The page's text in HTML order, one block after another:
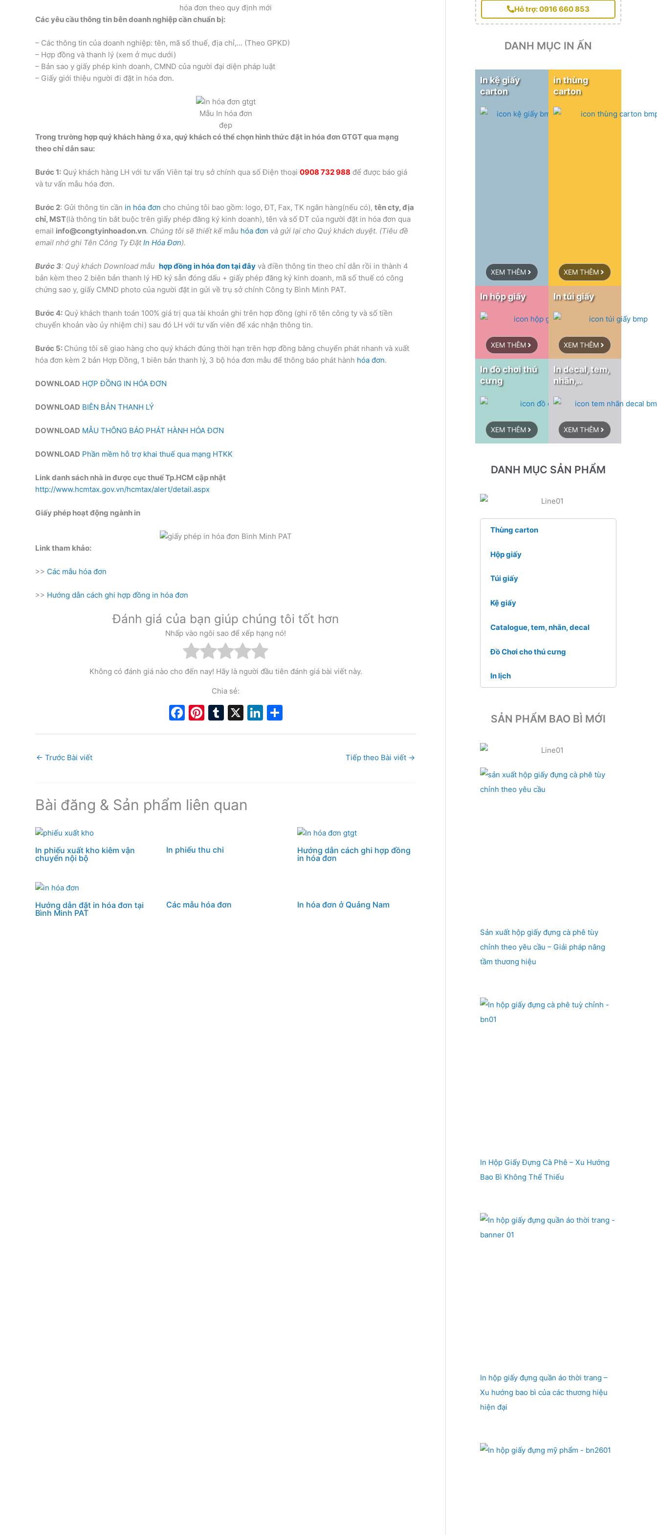
hóa đơn theo quy định mới
Các yêu cầu thông tin bên doanh nghiệp cần chuẩn bị:
– Các thông tin của doanh nghiệp: tên, mã số thuế, địa chỉ,… (Theo GPKD)
– Hợp đồng và thanh lý (xem ở mục dưới)
– Bản sao y giấy phép kinh doanh, CMND của người đại diện pháp luật
– Giấy giới thiệu người đi đặt in hóa đơn.
Mẫu In hóa đơn
đẹp
Trong trường hợp quý khách hàng ở xa, quý khách có thể chọn hình thức đặt in hóa đơn GTGT qua mạng
theo chỉ dẫn sau:
Bước 1: Quý khách hàng LH với tư vấn Viên tại trụ sở chính qua số Điện thoại 0908 732 988 để được báo giá
và tư vấn mẫu hóa đơn.
Bước 2: Gửi thông tin cần in hóa đơn cho chúng tôi bao gồm: logo, ĐT, Fax, TK ngân hàng(nếu có), tên cty, địa
chỉ, MST(là thông tin bắt buộc trên giấy phép đăng ký kinh doanh), tên và số ĐT của người đặt in hóa đơn qua
email info@congtyinhoadon.vn. Chúng tôi sẽ thiết kế mẫu hóa đơn và gửi lại cho Quý khách duyệt. (Tiêu đề
email nhớ ghi Tên Công Ty ĐặtIn Hóa Đơn).
Bước 3: Quý khách Download mẫu hợp đồng in hóa đơn tại đây và điền thông tin theo chỉ dẫn rồi in thành 4
bản kèm theo 2 biên bản thanh lý HĐ ký sẵn đóng dấu + giấy phép đăng ký kinh doanh, mã số thuế có công
chứng sao y, giấy CMND photo của người đặt in gửi về trụ sở chính Công ty Bình Minh PAT.
Bước 4: Quý khách thanh toán 100% giá trị qua tài khoản ghi trên hợp đồng (ghi rõ tên công ty và số tiền
chuyển khoản vào ủy nhiệm chi) sau đó LH với tư vấn viên để xác nhận thông tin.
Bước 5: Chúng tôi sẽ giao hàng cho quý khách đúng thời hạn trên hợp đồng bằng chuyển phát nhanh và xuất
hóa đơn kèm 2 bản Hợp Đồng, 1 biên bản thanh lý, 3 bộ hóa đơn mẫu để thông báo phát hành hóa đơn.
DOWNLOAD HỢP ĐỒNG IN HÓA ĐƠN
DOWNLOAD BIÊN BẢN THANH LÝ
DOWNLOAD MẪU THÔNG BÁO PHÁT HÀNH HÓA ĐƠN
DOWNLOAD Phần mềm hỗ trợ khai thuế qua mạng HTKK
Link danh sách nhà in được cục thuế Tp.HCM cập nhật
http://www.hcmtax.gov.vn/hcmtax/alert/detail.aspx
Giấy phép hoạt động ngành in
Link tham khảo:
>> Các mẫu hóa đơn
>> Hướng dẫn cách ghi hợp đồng in hóa đơn
Đánh giá của bạn giúp chúng tôi tốt hơn
Nhấp vào ngôi sao để xếp hạng nó!
Không có đánh giá nào cho đến nay! Hãy là người đầu tiên đánh giá bài viết này.
Chia sẻ:
F
o
Pi T X Li
← Trước Bài viết Tiếp theo Bài viết →
Bài đăng & Sản phẩm liên quan
In phiếu xuất kho kiêm vận
chuyển nội bộ
In phiếu thu chi
Hướng dẫn cách ghi hợp đồng
in hóa đơn
Hướng dẫn đặt in hóa đơn tại
Bình Minh PAT
Các mẫu hóa đơn In hóa đơn ở Quảng Nam
Hỗ trợ: 0916 660 853
DANH MỤC IN ẤN
In kệ giấy
carton
XEM THÊM
in thùng
carton
XEM THÊM
In hộp giấy
XEM THÊM
In túi giấy
XEM THÊM
In đồ chơi thú
cưng
XEM THÊM
In decal, tem,
nhãn,..
XEM THÊM
DANH MỤC SẢN PHẨM
Thùng carton
Hộp giấy
Túi giấy
Kệ giấy
Catalogue, tem, nhãn, decal
Đồ Chơi cho thú cưng
In lịch
SẢN PHẨM BAO BÌ MỚI
Sản xuất hộp giấy đựng cà phê tùy
chỉnh theo yêu cầu – Giải pháp nâng
tầm thương hiệu
In Hộp Giấy Đựng Cà Phê – Xu Hướng
Bao Bì Không Thể Thiếu
In hộp giấy đựng quần áo thời trang –
Xu hướng bao bì của các thương hiệu
hiện đại